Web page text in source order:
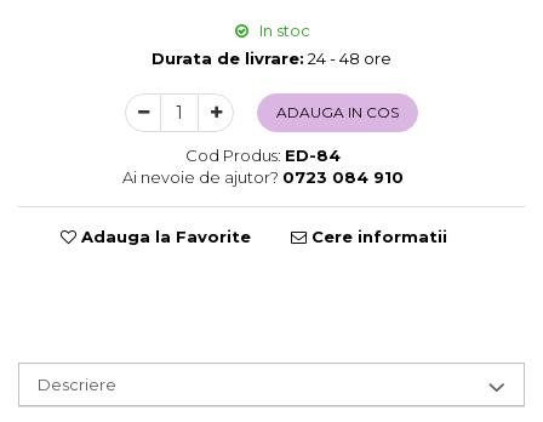
Crengute Decorative
Decoratiuni Luminoase
Aromaterapie Craciun
Felicitari, Cutii si Pungi de Cadou
In stoc
Durata de livrare: 24 - 48 ore
ADAUGA IN COS
Cod Produs: ED-84
Ai nevoie de ajutor? 0723 084 910
Adauga la Favorite Cere informatii
Descriere